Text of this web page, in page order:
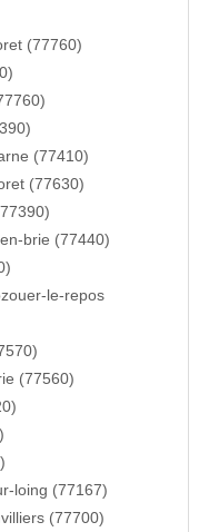
(77760)
(77410)
(77630)
brie (77440)
le-repos
(77560)
loing (77167)
(77700)